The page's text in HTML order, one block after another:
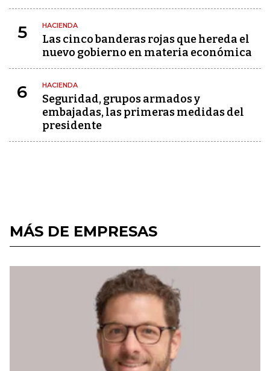
5 HACIENDA
Las cinco banderas rojas que hereda el
nuevo gobierno en materia económica
6 HACIENDA
Seguridad, grupos armados y
embajadas, las primeras medidas del
presidente
MÁS DE EMPRESAS